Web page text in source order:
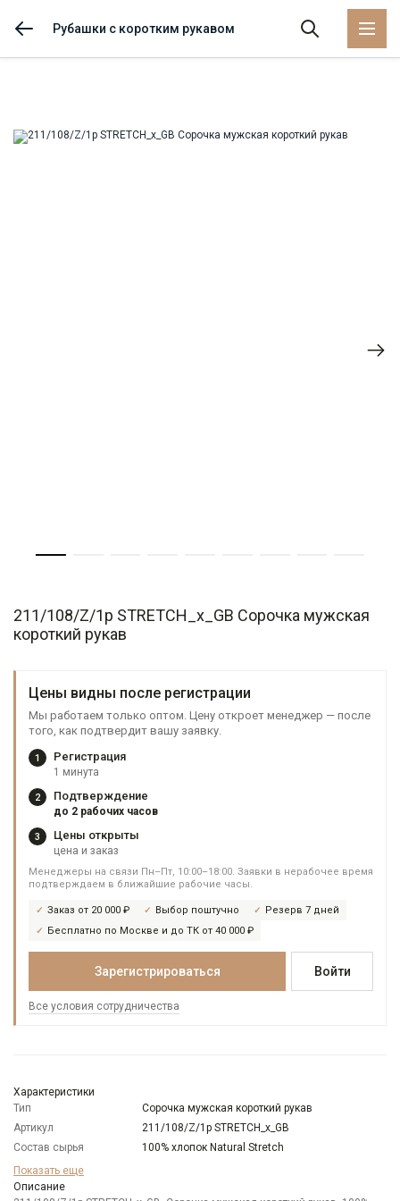
Рубашки с коротким рукавом
211/108/Z/1p STRETCH_x_GB Сорочка мужская
короткий рукав
Цены видны после регистрации
Мы работаем только оптом. Цену откроет менеджер — после
того, как подтвердит вашу заявку.
1 Регистрация
1 минута
2 Подтверждение
до 2 рабочих часов
3 Цены открыты
цена и заказ
Менеджеры на связи Пн–Пт, 10:00–18:00. Заявки в нерабочее время
подтверждаем в ближайшие рабочие часы.
Заказ от 20 000 ₽ Выбор поштучно
Резерв 7 дней
Бесплатно по Москве и до ТК от 40 000 ₽
Зарегистрироваться Войти
Все условия сотрудничества
Характеристики
Тип
Сорочка мужская короткий рукав
Артикул
211/108/Z/1p STRETCH_x_GB
Состав сырья
100% хлопок Natural Stretch
Бренд
Модель
Показать еще
Описание